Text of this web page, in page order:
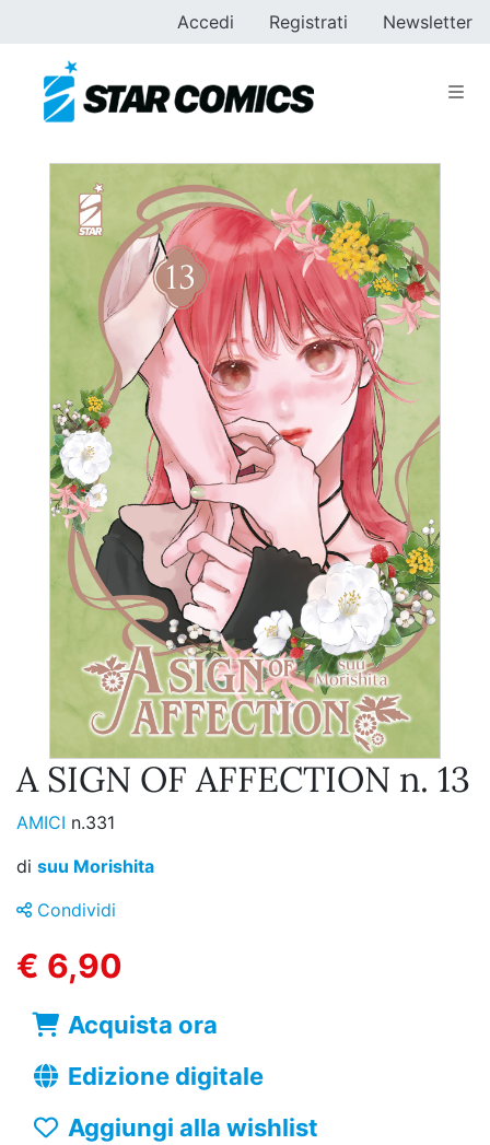
Accedi Registrati Newsletter
A SIGN OF AFFECTION n. 13
AMICI n.331
di suu Morishita
Condividi
€ 6,90
Acquista ora
Edizione digitale
Aggiungi alla wishlist